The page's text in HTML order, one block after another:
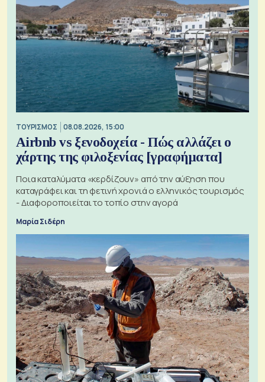
ΤΟΥΡΙΣΜΟΣ 08.08.2026, 15:00
Airbnb vs ξενοδοχεία - Πώς αλλάζει ο
χάρτης της φιλοξενίας [γραφήματα]
Ποια καταλύματα «κερδίζουν» από την αύξηση που
καταγράφει και τη φετινή χρονιά ο ελληνικός τουρισμός
- Διαφοροποιείται το τοπίο στην αγορά
Μαρία Σιδέρη